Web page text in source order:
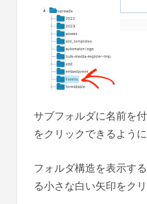
サブフォルダに名前を
をクリックできるように
フォルダ構造を表示す
る小さな白い矢印をク